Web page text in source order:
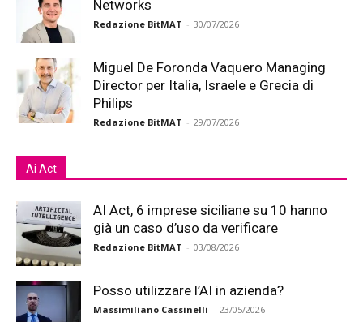
Networks
Redazione BitMAT - 30/07/2026
Miguel De Foronda Vaquero Managing
Director per Italia, Israele e Grecia di
Philips
Redazione BitMAT - 29/07/2026
Ai Act
AI Act, 6 imprese siciliane su 10 hanno
già un caso d’uso da verificare
Redazione BitMAT - 03/08/2026
Posso utilizzare l’AI in azienda?
Massimiliano Cassinelli - 23/05/2026